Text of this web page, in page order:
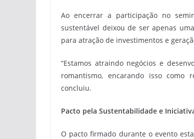
Ao encerrar a participação no
sustentável deixou de ser apenas
para atração de investimentos e
“Estamos atraindo negócios e
romantismo, encarando isso como
concluiu.
Pacto pela Sustentabilidade e
O pacto firmado durante o evento